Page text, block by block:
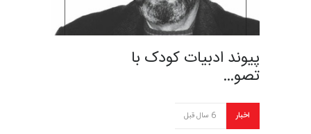
پیوند ادبیات کودک با
تصو…
اخبار 6 سال قبل